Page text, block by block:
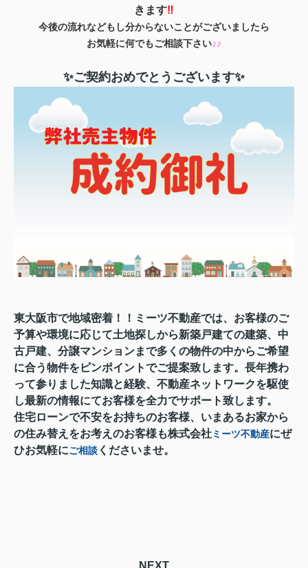
きます‼
今後の流れなどもし分からないことがございましたら
お気軽に何でもご相談下さい♪♪
✨ご契約おめでとうございます✨
東大阪市で地域密着！！ミーツ不動産では、お客様のご
予算や環境に応じて土地探しから新築戸建ての建築、中
古戸建、分譲マンションまで多くの物件の中からご希望
に合う物件をピンポイントでご提案致します。長年携わ
って参りました知識と経験、不動産ネットワークを駆使
し最新の情報にてお客様を全力でサポート致します。
住宅ローンで不安をお持ちのお客様、いまあるお家から
の住み替えをお考えのお客様も株式会社ミーツ不動産にぜ
ひお気軽にご相談 くださいませ。